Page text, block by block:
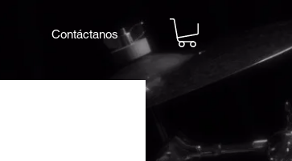
Contáctanos